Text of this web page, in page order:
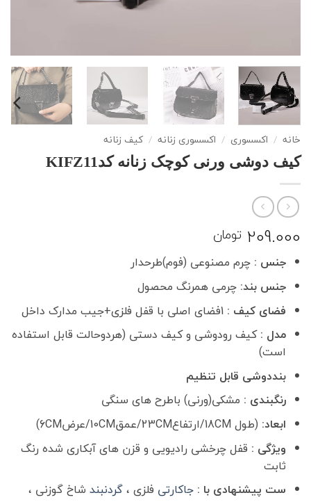
خانه / اکسسوری / اکسسوری زنانه / کیف زنانه
کیف دوشی ورنی کوچک زنانه کدKIFZ11
209.000 تومان
جنس : چرم مصنوعی (فوم)طرحدار
جنس بند:چرمی همرنگ محصول
فضای کیف : 1فضای اصلی با قفل فلزی+جیب مدارک داخل
مدل : کیف رودوشی و کیف دستی (هردوحالت قابل استفاده
است)
بنددوشی قابل تنظیم
رنگبندی : مشکی(ورنی) باطرح های سنگی
ابعاد:(طول 18CM/ارتفاع23CM/عمق10CM/عرض6CM)
ویژگی : قفل چرخشی رادیویی و قزن های آبکاری شده رنگ
ثابت
ست پیشنهادی با : جاکارتیفلزی ،گردنبندشاخ گوزنی ،